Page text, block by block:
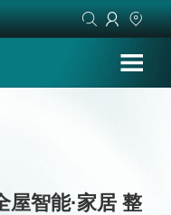
  
屋智能·家居 整